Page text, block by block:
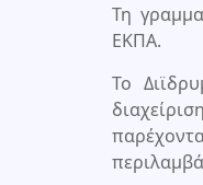
Τη
ΕΚΠΑ.
Το